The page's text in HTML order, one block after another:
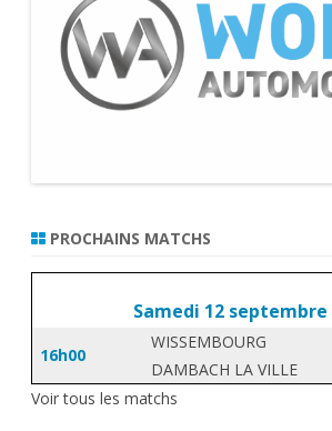
PROCHAINS MATCHS
Samedi 12 septembre
16h00
WISSEMBOURG
DAMBACH LA VILLE
Voir tous les matchs